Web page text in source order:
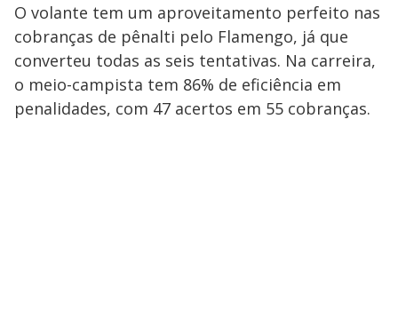
O volante tem um aproveitamento perfeito nas
cobranças de pênalti pelo Flamengo, já que
converteu todas as seis tentativas. Na carreira,
o meio-campista tem 86% de eficiência em
penalidades, com 47 acertos em 55 cobranças.